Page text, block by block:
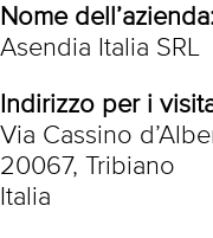
Nome
Asendia Italia SRL
Indirizzo per i
Via Cassino
20067, Tribiano
Italia